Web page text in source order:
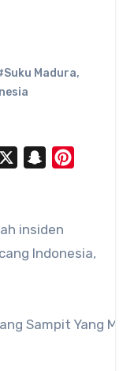
Madura,
Snapchat
Indonesia,